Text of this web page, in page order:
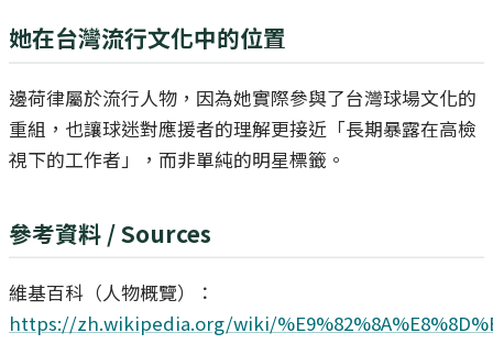
她在台灣流行文化中的位置
邊荷律屬於流行人物，因為她實際參與了台灣球場文化的
重組，也讓球迷對應援者的理解更接近「長期暴露在高檢
視下的工作者」，而非單純的明星標籤。
參考資料 / Sources
維基百科（人物概覽）：
https://zh.wikipedia.org/wiki/